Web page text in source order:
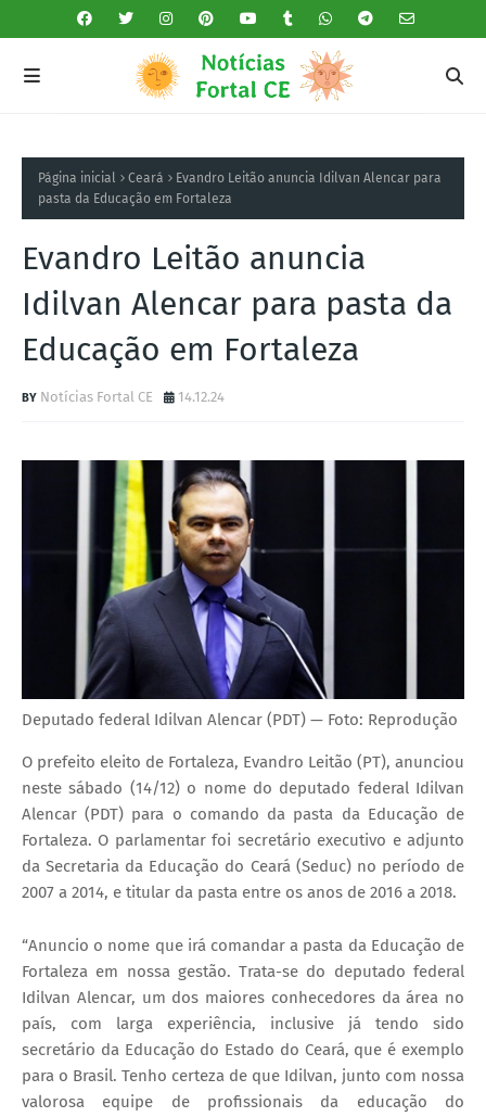
Página inicial Ceará
Evandro Leitão anuncia Idilvan Alencar para
pasta da Educação em Fortaleza
Evandro Leitão anuncia
Idilvan Alencar para pasta da
Educação em Fortaleza
Notícias Fortal CE 14.12.24
Deputado federal Idilvan Alencar (PDT) — Foto: Reprodução
O prefeito eleito de Fortaleza, Evandro Leitão (PT), anunciou
neste sábado (14/12) o nome do deputado federal Idilvan
Alencar (PDT) para o comando da pasta da Educação de
Fortaleza. O parlamentar foi secretário executivo e adjunto
da Secretaria da Educação do Ceará (Seduc) no período de
2007 a 2014, e titular da pasta entre os anos de 2016 a 2018.
“Anuncio o nome que irá comandar a pasta da Educação de
Fortaleza em nossa gestão. Trata-se do deputado federal
Idilvan Alencar, um dos maiores conhecedores da área no
país, com larga experiência, inclusive já tendo sido
secretário da Educação do Estado do Ceará, que é exemplo
para o Brasil. Tenho certeza de que Idilvan, junto com nossa
valorosa equipe de profissionais da educação do